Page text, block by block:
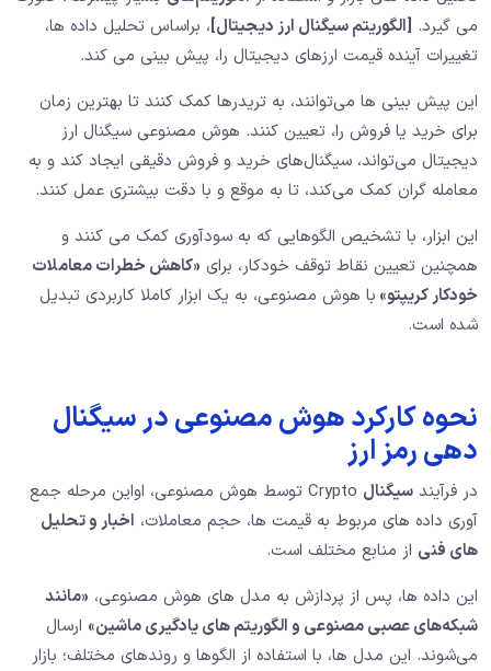
می گیرد. [الگوریتم سیگنال ارز دیجیتال]، براساس تحلیل داده‌ ها،
تغییرات آینده قیمت ارزهای دیجیتال را، پیش‌ بینی می کند.
این پیش‌ بینی‌ ها می‌توانند، به تریدرها کمک کنند تا بهترین زمان
برای خرید یا فروش را، تعیین کنند. هوش مصنوعی سیگنال ارز
دیجیتال می‌تواند، سیگنال‌های خرید و فروش دقیقی ایجاد کند و به
معامله گران کمک می‌کند، تا به موقع و با دقت بیشتری عمل کنند.
این ابزار، با تشخیص الگوهایی که به سودآوری کمک می کنند و
همچنین تعیین نقاط توقف خودکار، برای «کاهش خطرات معاملات
خودکار کریپتو» با هوش مصنوعی، به یک ابزار کاملا کاربردی تبدیل
شده است.
نحوه کارکرد هوش مصنوعی در سیگنال
دهی رمز ارز
در فرآیند سیگنال
Crypto توسط هوش مصنوعی، اواین مرحله جمع
آوری داده های مربوط به قیمت ها، حجم معاملات، اخبار و تحلیل
های فنی از منابع مختلف است.
این داده ها، پس از پردازش به مدل‌ های هوش مصنوعی، «مانند
شبکه‌های عصبی مصنوعی و الگوریتم‌ های یادگیری ماشین» ارسال
می‌شوند. این مدل ها، با استفاده از الگوها و روندهای مختلف؛ بازار